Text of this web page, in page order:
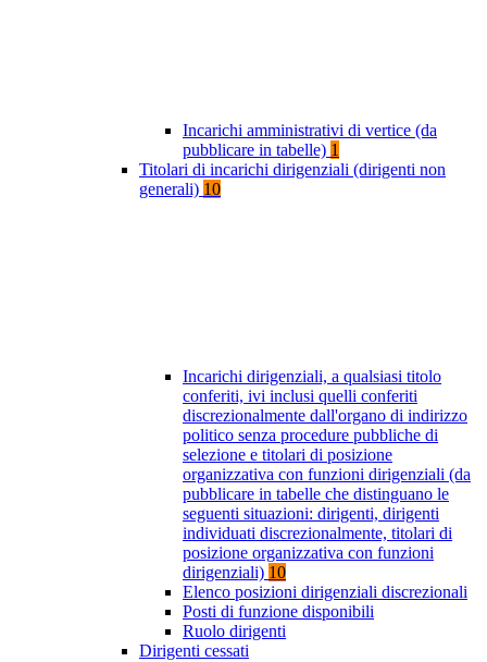
Incarichi amministrativi di vertice (da
pubblicare in tabelle) 1
Titolari di incarichi dirigenziali (dirigenti non
generali) 10
Incarichi dirigenziali, a qualsiasi titolo
conferiti, ivi inclusi quelli conferiti
discrezionalmente dall'organo di indirizzo
politico senza procedure pubbliche di
selezione e titolari di posizione
organizzativa con funzioni dirigenziali (da
pubblicare in tabelle che distinguano le
seguenti situazioni: dirigenti, dirigenti
individuati discrezionalmente, titolari di
posizione organizzativa con funzioni
dirigenziali) 10
Elenco posizioni dirigenziali discrezionali
Posti di funzione disponibili
Ruolo dirigenti
Dirigenti cessati